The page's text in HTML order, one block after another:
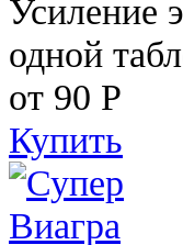
Усиление
одной
от 90 Р
Купить